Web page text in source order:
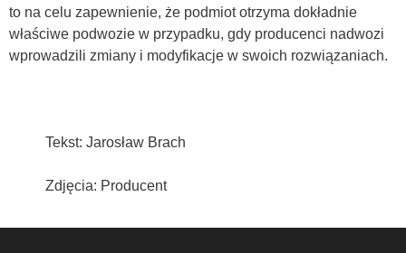
to na celu zapewnienie, że podmiot otrzyma dokładnie
właściwe podwozie w przypadku, gdy producenci nadwozi
wprowadzili zmiany i modyfikacje w swoich rozwiązaniach.
Tekst: Jarosław Brach
Zdjęcia: Producent